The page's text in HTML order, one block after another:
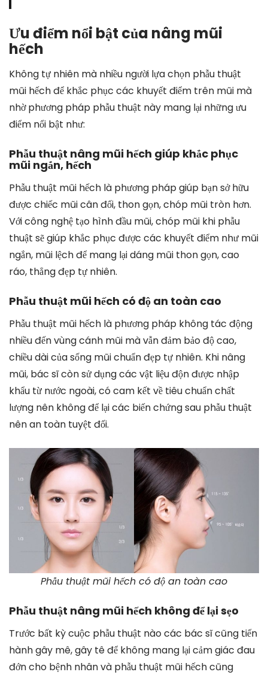
Ưu điểm nổi bật của nâng mũi
hếch
Không tự nhiên mà nhiều người lựa chọn phẫu thuật
mũi hếch để khắc phục các khuyết điểm trên mũi mà
nhờ phương pháp phẫu thuật này mang lại những ưu
điểm nổi bật như:
Phẫu thuật nâng mũi hếch giúp khắc phục
mũi ngắn, hếch
Phẫu thuật mũi hếch là phương pháp giúp bạn sở hữu
được chiếc mũi cân đối, thon gọn, chóp mũi tròn hơn.
Với công nghệ tạo hình đầu mũi, chóp mũi khi phẫu
thuật sẽ giúp khắc phục được các khuyết điểm như mũi
ngắn, mũi lệch để mang lại dáng mũi thon gọn, cao
ráo, thẳng đẹp tự nhiên.
Phẫu thuật mũi hếch có độ an toàn cao
Phẫu thuật mũi hếch là phương pháp không tác động
nhiều đến vùng cánh mũi mà vẫn đảm bảo độ cao,
chiều dài của sống mũi chuẩn đẹp tự nhiên. Khi nâng
mũi, bác sĩ còn sử dụng các vật liệu độn được nhập
khẩu từ nước ngoài, có cam kết về tiêu chuẩn chất
lượng nên không để lại các biến chứng sau phẫu thuật
nên an toàn tuyệt đối.
Phẫu thuật mũi hếch có độ an toàn cao
Phẫu thuật nâng mũi hếch không để lại sẹo
Trước bất kỳ cuộc phẫu thuật nào các bác sĩ cũng tiến
hành gây mê, gây tê để không mang lại cảm giác đau
đớn cho bệnh nhân và phẫu thuật mũi hếch cũng